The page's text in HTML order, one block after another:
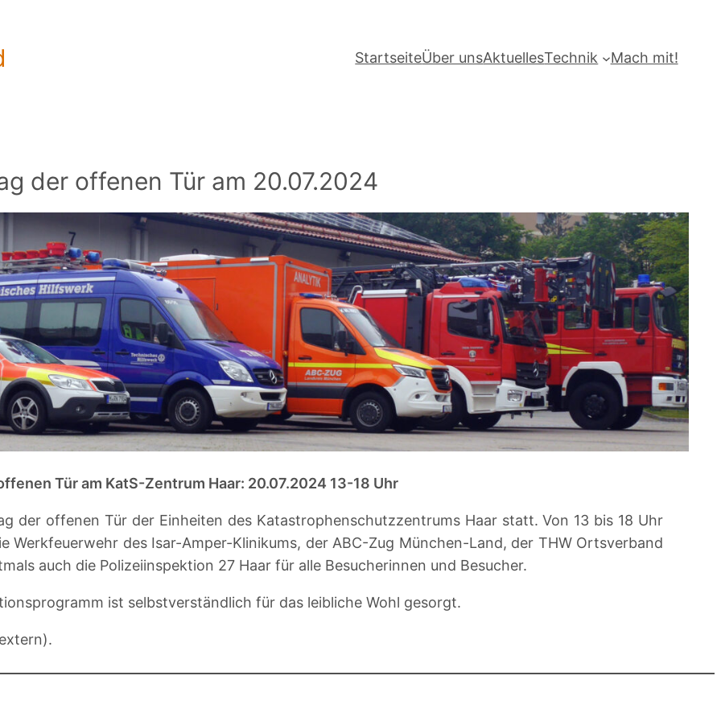
StartseiteÜber unsAktuellesTechnik Mach mit!
der offenen Tür am 20.07.2024
Tür am KatS-Zentrum Haar: 20.07.2024 13-18 Uhr
der offenen Tür der Einheiten des Katastrophenschutzzentrums Haar statt. Von 13 bis 18 Uhr
Werkfeuerwehr des Isar-Amper-Klinikums, der ABC-Zug München-Land, der THW Ortsverband
auch die Polizeiinspektion 27 Haar für alle Besucherinnen und Besucher.
ist selbstverständlich für das leibliche Wohl gesorgt.